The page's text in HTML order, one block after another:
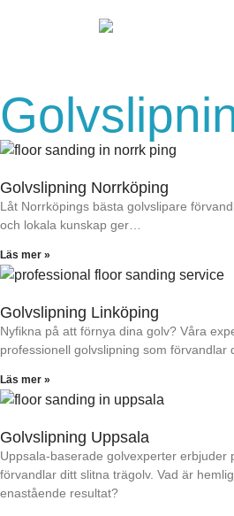
Golvslipning Norrköping
Låt Norrköpings bästa golvslipare
och lokala kunskap ger…
Läs mer »
Golvslipning Linköping
Nyfikna på att förnya dina golv? Våra
professionell golvslipning som förvandlar
Läs mer »
Golvslipning Uppsala
Uppsala-baserade golvexperter erbjuder
förvandlar ditt slitna trägolv. Vad är
enastående resultat?